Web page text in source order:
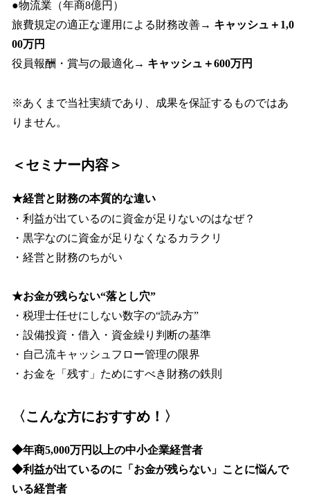
●物流業（年商8億円）
旅費規定の適正な運用による財務改善→ キャッシュ＋1,0
00万円
役員報酬・賞与の最適化→ キャッシュ＋600万円
※あくまで当社実績であり、成果を保証するものではあ
りません。
＜セミナー内容＞
★経営と財務の本質的な違い
・利益が出ているのに資金が足りないのはなぜ？
・黒字なのに資金が足りなくなるカラクリ
・経営と財務のちがい
★お金が残らない“落とし穴”
・税理士任せにしない数字の“読み方”
・設備投資・借入・資金繰り判断の基準
・自己流キャッシュフロー管理の限界
・お金を「残す」ためにすべき財務の鉄則
〈こんな方におすすめ！〉
◆年商5,000万円以上の中小企業経営者
◆利益が出ているのに「お金が残らない」ことに悩んで
いる経営者